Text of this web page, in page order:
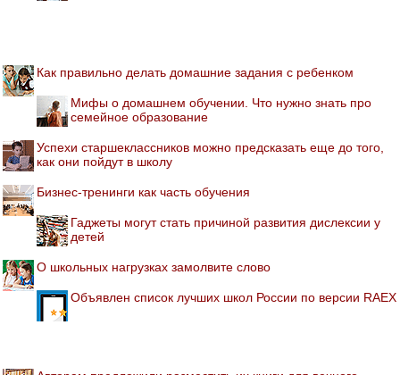
Как правильно делать домашние задания с ребенком
Мифы о домашнем обучении. Что нужно знать про
семейное образование
Успехи старшеклассников можно предсказать еще до того,
как они пойдут в школу
Бизнес-тренинги как часть обучения
Гаджеты могут стать причиной развития дислексии у
детей
О школьных нагрузках замолвите слово
Объявлен список лучших школ России по версии RAEX